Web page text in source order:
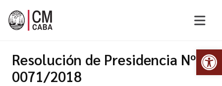
Resolución de Presidencia Nº
0071/2018